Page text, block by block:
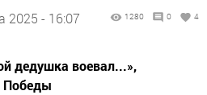
2025 - 16:07 1280 0 4
дедушка воевал...»,
Победы